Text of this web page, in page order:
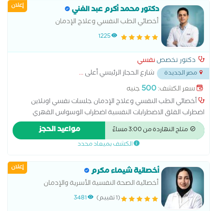
الإدمان علاج الاكتئاب علاج دوائي علاج وإعادة تأهيل مرضى إدمان
المخدرات والخمور أورام الغدة النخامية اضطرابات الغدة النخامية
الارتجاج الاطفال ذوي الاحتياجات الخاصة الانزلاق الغضروفى القطني
الانزلاق الغضروفي العنقي التشنجات ونوبات الصرع للاطفال التصلب
المتعدد الجلطات الدماغية الشلل بأنواعه الصداع والام العصب
الخامس الصرع النزيف الدماغي حالات التوحد وفرط الحركة سرطان
المخ شلل الأطفال ضعف الحركة علاج الاطفال المصابين بالشلل
الدماغي علاج التشنجات العصبية عند الأطفال علاج حالات الحركات
اللارادية علاج حالات الشلل الدماغي علاج حالات تأخر المشي علاج
حالات ضمور العضلات و التهابات الاعصاب لدى الاطفال علاج حالات
فرط الحركة علاج لين العظام عند الأطفال
إعلان دكتور محمد أكرم عبد الغني
أخصائي الطب النفسي وعلاج الإدمان
1225
دكتور تخصصنفسي
مصر الجديدة شارع الحجاز الرئيسي أعلى...
سعر الكشف:500 جنيه
أخصائي الطب النفسي وعلاج الإدمان جلسات نفسي اونلاين
اضطراب القلق الاضطرابات النفسية اضطراب الوسواس القهري
الاضطراب ثنائي القطب الاضطرابات السلوكية والوجدانية المشاكل
الزوجية والأسرية جلسات علاج نفسي طب نفسى الأطفال علاج
الأمراض النفسية علاج الإدمان علاج الاكتئاب علاج دوائي علاج
متاح النهاردة من 3:00 مساءً مواعيد الحجز
الكشف بميعاد محدد
إعلان أخصائية شيماء مكرم
أخصائية الصحة النفسية الأسرية والإدمان
(1 تقييم) 3481